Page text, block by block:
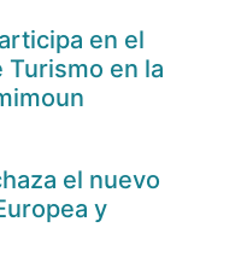
en el
Turismo en la
el nuevo
y